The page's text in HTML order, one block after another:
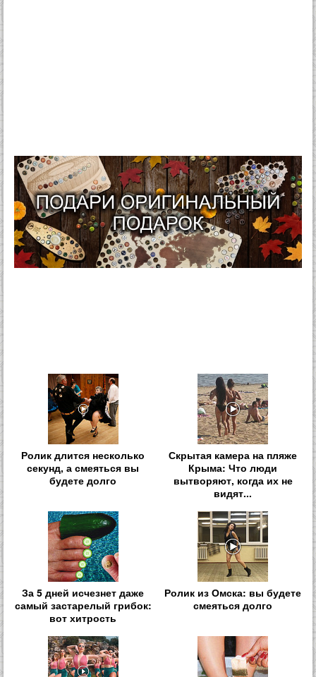
Ролик длится несколько
секунд, а смеяться вы
будете долго
Скрытая камера на пляже
Крыма: Что люди
вытворяют, когда их не
видят...
За 5 дней исчезнет даже
самый застарелый грибок:
вот хитрость
Ролик из Омска: вы будете
смеяться долго